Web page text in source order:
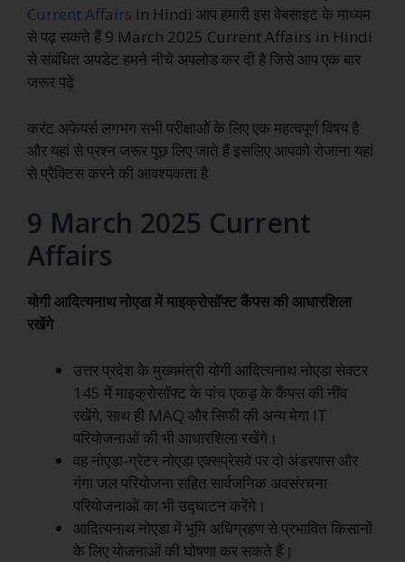
Current Affairs in Hindi आप हमारी इस वेबसाइट के माध्यम
से पढ़ सकते हैं 9 March 2025 Current Affairs in Hindi
से संबंधित अपडेट हमने नीचे अपलोड कर दी है जिसे आप एक बार
जरूर पढ़ें
करंट अफेयर्स लगभग सभी परीक्षाओं के लिए एक महत्वपूर्ण विषय है
और यहां से प्रश्न जरूर पूछ लिए जाते हैं इसलिए आपको रोजाना यहां
से प्रैक्टिस करने की आवश्यकता है
9 March 2025 Current
Affairs
योगी आदित्यनाथ नोएडा में माइक्रोसॉफ्ट कैंपस की आधारशिला
रखेंगे
उत्तर प्रदेश के मुख्यमंत्री योगी आदित्यनाथ नोएडा सेक्टर
145 में माइक्रोसॉफ्ट के पांच एकड़ के कैंपस की नींव
रखेंगे, साथ ही MAQ और सिफी की अन्य मेगा IT
परियोजनाओं की भी आधारशिला रखेंगे।
वह नोएडा-ग्रेटर नोएडा एक्सप्रेसवे पर दो अंडरपास और
गंगा जल परियोजना सहित सार्वजनिक अवसंरचना
परियोजनाओं का भी उद्घाटन करेंगे।
आदित्यनाथ नोएडा में भूमि अधिग्रहण से प्रभावित किसानों
के लिए योजनाओं की घोषणा कर सकते हैं।